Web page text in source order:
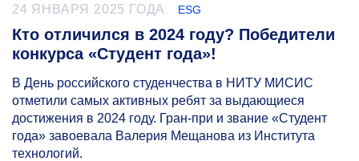
24 ЯНВАРЯ 2025 ГОДА ESG
Кто отличился в 2024 году? Победители
конкурса «Студент года»!
В День российского студенчества в НИТУ МИСИС
отметили самых активных ребят за выдающиеся
достижения в 2024 году. Гран-при и звание «Студент
года» завоевала Валерия Мещанова из Института
технологий.